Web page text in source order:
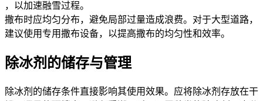
，以加速融雪过程。
撒布时应均匀分布，避免局部过量造成浪费。对于大型道路，
建议使用专用撒布设备，以提高撒布的均匀性和效率。
除冰剂的储存与管理
除冰剂的储存条件直接影响其使用效果。应将除冰剂存放在干